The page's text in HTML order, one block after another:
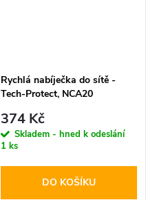
Rychlá nabíječka do sítě -
Tech-Protect, NCA20
kabel
374 Kč
Skladem - hned k odeslání
1 ks
DO KOŠÍKU